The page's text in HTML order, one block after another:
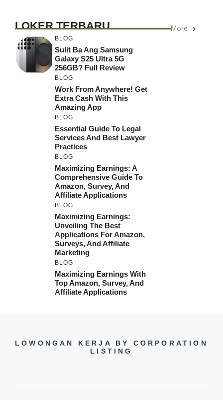
LOKER TERBARU More
BLOG
Sulit Ba Ang Samsung
Galaxy S25 Ultra 5G
256GB? Full Review
BLOG
Work From Anywhere! Get
Extra Cash With This
Amazing App
BLOG
Essential Guide To Legal
Services And Best Lawyer
Practices
BLOG
Maximizing Earnings: A
Comprehensive Guide To
Amazon, Survey, And
Affiliate Applications
BLOG
Maximizing Earnings:
Unveiling The Best
Applications For Amazon,
Surveys, And Affiliate
Marketing
BLOG
Maximizing Earnings With
Top Amazon, Survey, And
Affiliate Applications
LOWONGAN KERJA BY CORPORATION
LISTING